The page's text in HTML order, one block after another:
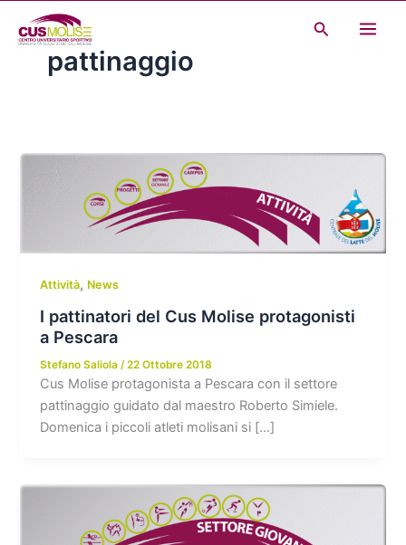
contenuto
Cerca
pattinaggio
Attività, News
I pattinatori del Cus Molise protagonisti
a Pescara
Stefano Saliola/22 Ottobre 2018
Cus Molise protagonista a Pescara con il settore
pattinaggio guidato dal maestro Roberto Simiele.
Domenica i piccoli atleti molisani si […]